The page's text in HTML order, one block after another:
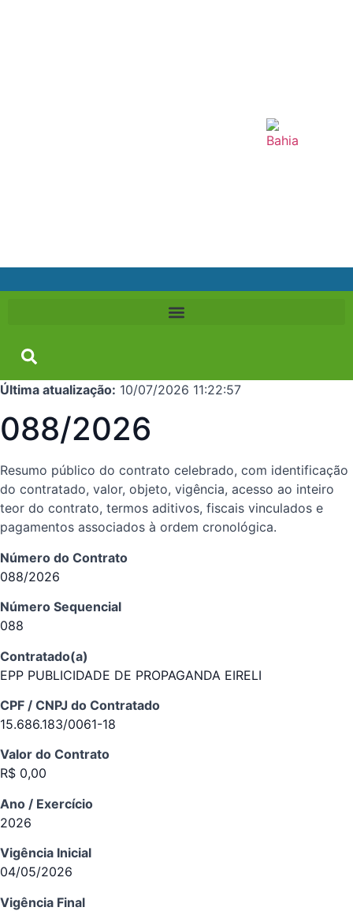
Última atualização: 10/07/2026 11:22:57
088/2026
Resumo público do contrato celebrado, com identificação
do contratado, valor, objeto, vigência, acesso ao inteiro
teor do contrato, termos aditivos, fiscais vinculados e
pagamentos associados à ordem cronológica.
Número do Contrato
088/2026
Número Sequencial
088
Contratado(a)
EPP PUBLICIDADE DE PROPAGANDA EIRELI
CPF / CNPJ do Contratado
15.686.183/0061-18
Valor do Contrato
R$ 0,00
Ano / Exercício
2026
Vigência Inicial
04/05/2026
Vigência Final